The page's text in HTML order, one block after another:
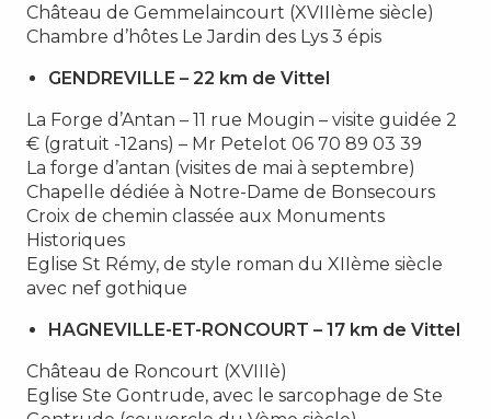
Château de Gemmelaincourt (XVIIIème siècle)
Chambre d’hôtes Le Jardin des Lys 3 épis
GENDREVILLE – 22 km de Vittel
La Forge d’Antan – 11 rue Mougin – visite guidée 2
€ (gratuit -12ans) – Mr Petelot 06 70 89 03 39
La forge d’antan (visites de mai à septembre)
Chapelle dédiée à Notre-Dame de Bonsecours
Croix de chemin classée aux Monuments
Historiques
Eglise St Rémy, de style roman du XIIème siècle
avec nef gothique
HAGNEVILLE-ET-RONCOURT – 17 km de Vittel
Château de Roncourt (XVIIIè)
Eglise Ste Gontrude, avec le sarcophage de Ste